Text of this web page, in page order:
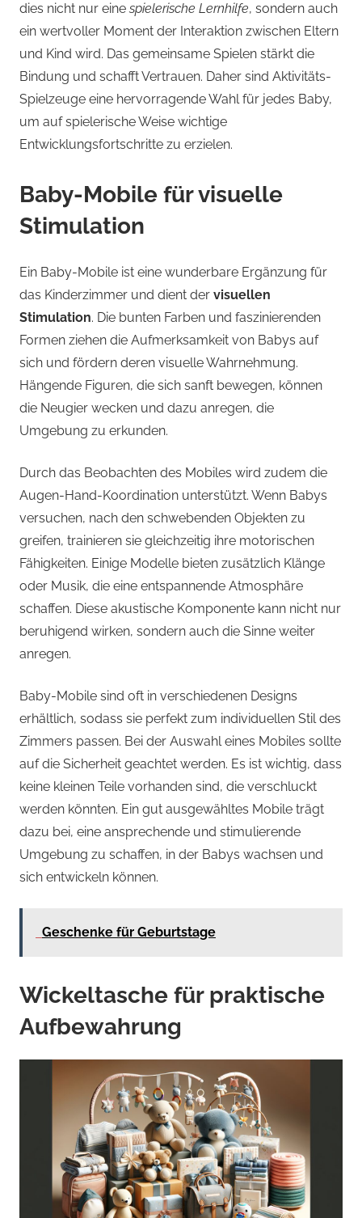
dies nicht nur eine spielerische Lernhilfe, sondern auch
ein wertvoller Moment der Interaktion zwischen Eltern
und Kind wird. Das gemeinsame Spielen stärkt die
Bindung und schafft Vertrauen. Daher sind Aktivitäts-
Spielzeuge eine hervorragende Wahl für jedes Baby,
um auf spielerische Weise wichtige
Entwicklungsfortschritte zu erzielen.
Baby-Mobile für visuelle
Stimulation
Ein Baby-Mobile ist eine wunderbare Ergänzung für
das Kinderzimmer und dient der visuellen
Stimulation. Die bunten Farben und faszinierenden
Formen ziehen die Aufmerksamkeit von Babys auf
sich und fördern deren visuelle Wahrnehmung.
Hängende Figuren, die sich sanft bewegen, können
die Neugier wecken und dazu anregen, die
Umgebung zu erkunden.
Durch das Beobachten des Mobiles wird zudem die
Augen-Hand-Koordination unterstützt. Wenn Babys
versuchen, nach den schwebenden Objekten zu
greifen, trainieren sie gleichzeitig ihre motorischen
Fähigkeiten. Einige Modelle bieten zusätzlich Klänge
oder Musik, die eine entspannende Atmosphäre
schaffen. Diese akustische Komponente kann nicht nur
beruhigend wirken, sondern auch die Sinne weiter
anregen.
Baby-Mobile sind oft in verschiedenen Designs
erhältlich, sodass sie perfekt zum individuellen Stil des
Zimmers passen. Bei der Auswahl eines Mobiles sollte
auf die Sicherheit geachtet werden. Es ist wichtig, dass
keine kleinen Teile vorhanden sind, die verschluckt
werden könnten. Ein gut ausgewähltes Mobile trägt
dazu bei, eine ansprechende und stimulierende
Umgebung zu schaffen, in der Babys wachsen und
sich entwickeln können.
Geschenke für Geburtstage
Wickeltasche für praktische
Aufbewahrung